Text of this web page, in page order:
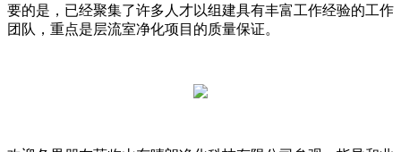
要的是，已经聚集了许多人才以组建具有丰富工作经验的工作
团队，重点是层流室净化项目的质量保证。